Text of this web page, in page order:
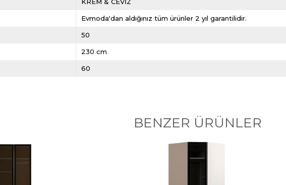
Evmoda'dan aldığınız tüm ürünler 2 yıl garantilidir.
50
230 cm
60
BENZER ÜRÜNLER